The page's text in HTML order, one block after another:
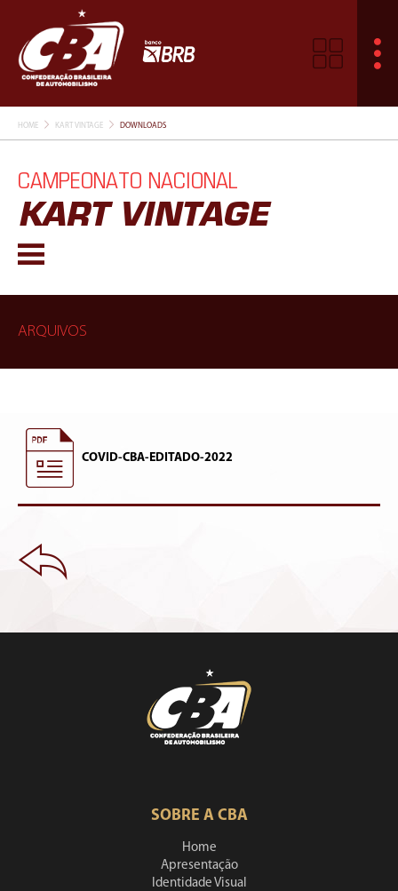
HOME KART VINTAGE DOWNLOADS
CAMPEONATO NACIONAL
KART VINTAGE
ARQUIVOS
COVID-CBA-EDITADO-2022
SOBRE A CBA
Home
Apresentação
Identidade Visual